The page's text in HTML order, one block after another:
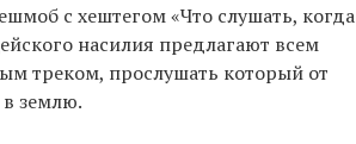
с хештегом «Что слушать, когда
насилия предлагают всем
треком, прослушать который от
землю.